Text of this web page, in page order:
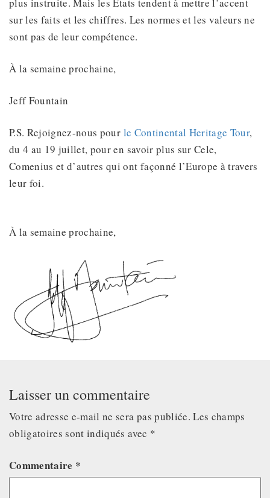
sur les faits et les chiffres. Les normes et les valeurs ne
sont pas de leur compétence.
À la semaine prochaine,
Jeff Fountain
P.S. Rejoignez-nous pour le Continental Heritage Tour,
du 4 au 19 juillet, pour en savoir plus sur Cele,
Comenius et d’autres qui ont façonné l’Europe à travers
leur foi.
À la semaine prochaine,
Laisser un commentaire
Votre adresse e-mail ne sera pas publiée. Les champs
obligatoires sont indiqués avec *
Commentaire *